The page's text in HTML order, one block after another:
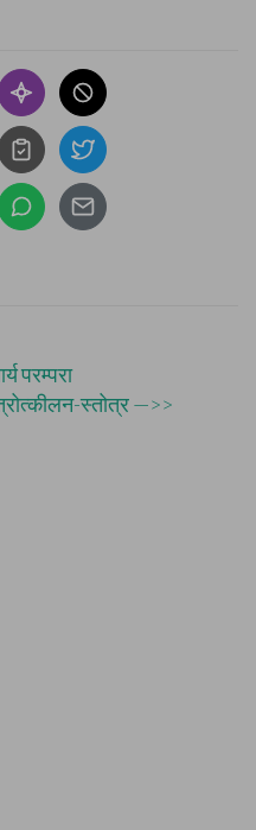
परम्परा
स्तोत्र —>>